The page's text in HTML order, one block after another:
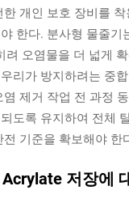
개인 보호 장비를
한다. 분사형 물줄기
려 오염물을 더 넓게
리가 방지하려는 중
제거 작업 전 과정
도록 유지하여 전체
기준을 확보해야 한
저장에